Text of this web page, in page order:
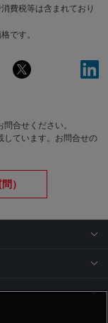
費税等は含まれており
です。
問合せください。
しています。お問合せの
）